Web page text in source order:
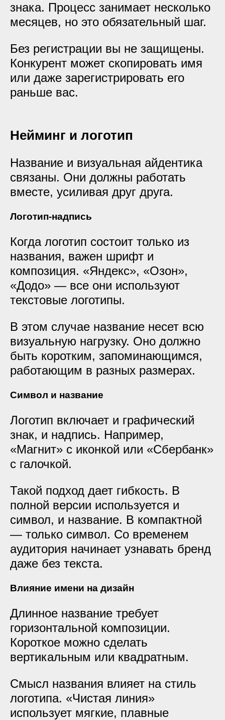
знака. Процесс занимает несколько
месяцев, но это обязательный шаг.
Без регистрации вы не защищены.
Конкурент может скопировать имя
или даже зарегистрировать его
раньше вас.
Нейминг и логотип
Название и визуальная айдентика
связаны. Они должны работать
вместе, усиливая друг друга.
Логотип-надпись
Когда логотип состоит только из
названия, важен шрифт и
композиция. «Яндекс», «Озон»,
«Додо» — все они используют
текстовые логотипы.
В этом случае название несет всю
визуальную нагрузку. Оно должно
быть коротким, запоминающимся,
работающим в разных размерах.
Символ и название
Логотип включает и графический
знак, и надпись. Например,
«Магнит» с иконкой или «Сбербанк»
с галочкой.
Такой подход дает гибкость. В
полной версии используется и
символ, и название. В компактной
— только символ. Со временем
аудитория начинает узнавать бренд
даже без текста.
Влияние имени на дизайн
Длинное название требует
горизонтальной композиции.
Короткое можно сделать
вертикальным или квадратным.
Смысл названия влияет на стиль
логотипа. «Чистая линия»
использует мягкие, плавные